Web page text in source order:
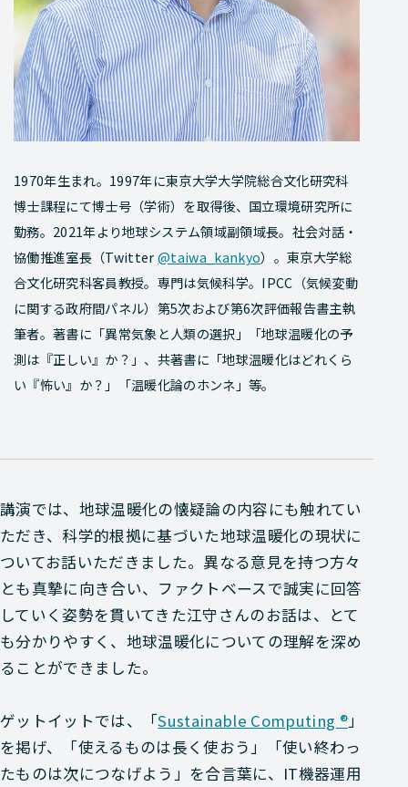
1970年生まれ。1997年に東京大学大学院総合文化研究科
博士課程にて博士号（学術）を取得後、国立環境研究所に
勤務。2021年より地球システム領域副領域長。社会対話・
協働推進室長（Twitter@taiwa_kankyo）。東京大学総
合文化研究科客員教授。専門は気候科学。IPCC（気候変動
に関する政府間パネル）第5次および第6次評価報告書主執
筆者。著書に「異常気象と人類の選択」「地球温暖化の予
測は『正しい』か？」、共著書に「地球温暖化はどれくら
い『怖い』か？」「温暖化論のホンネ」等。
講演では、地球温暖化の懐疑論の内容にも触れてい
ただき、科学的根拠に基づいた地球温暖化の現状に
ついてお話いただきました。異なる意見を持つ方々
とも真摯に向き合い、ファクトベースで誠実に回答
していく姿勢を貫いてきた江守さんのお話は、とて
も分かりやすく、地球温暖化についての理解を深め
ることができました。
ゲットイットでは、「Sustainable Computing ®」
を掲げ、「使えるものは長く使おう」「使い終わっ
たものは次につなげよう」を合言葉に、IT機器運用